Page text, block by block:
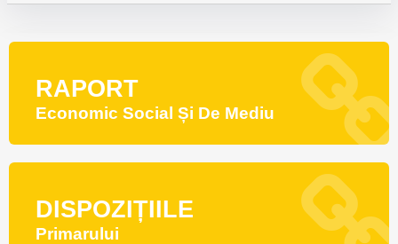
RAPORT
Economic Social Și De Mediu
DISPOZIȚIILE
Primarului